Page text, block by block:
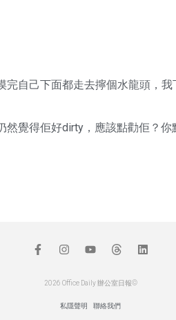
完自己下面都走去擰個水龍頭，
覺得佢好dirty，應該點勸佢？你
2026 Office Daily 辦公室日報©
私隱聲明 聯絡我們